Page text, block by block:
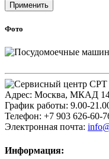
Применить
Фото
Адрес: Москва, МКАД
График работы: 9.00-
Телефон: +7 903 626-60-
Электронная почта:
Информация: